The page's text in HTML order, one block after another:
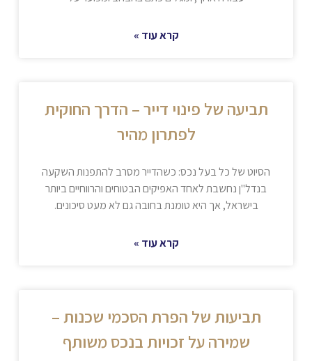
קרא עוד »
תביעה של פינוי דייר – הדרך החוקית
לפתרון מהיר
הסיוט של כל בעל נכס: כשהדייר מסרב להתפנות השקעה
בנדל"ן נחשבת לאחד האפיקים הבטוחים והרווחיים ביותר
בישראל, אך היא טומנת בחובה גם לא מעט סיכונים.
קרא עוד »
תביעות של הפרת הסכמי שכנות –
שמירה על זכויות בנכס משותף